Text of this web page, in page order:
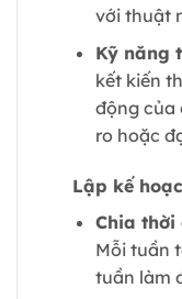
với thuật
Kỹ năng
kết kiến
động của
ro hoặc
Lập kế
Chia thời
Mỗi tuần
tuần làm